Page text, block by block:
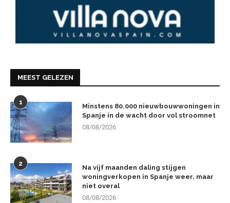
MEEST GELEZEN
1
Minstens 80.000 nieuwbouwwoningen in
Spanje in de wacht door vol stroomnet
08/08/2026
2
Na vijf maanden daling stijgen
woningverkopen in Spanje weer, maar
niet overal
08/08/2026